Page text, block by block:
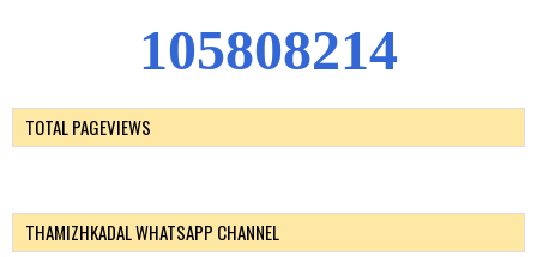
105808214
TOTAL PAGEVIEWS
THAMIZHKADAL WHATSAPP CHANNEL